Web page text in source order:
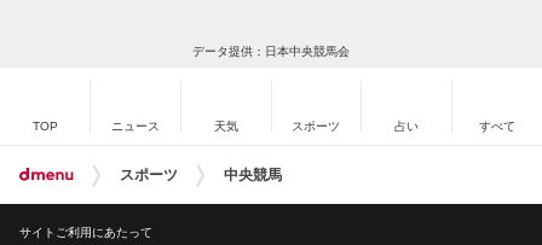
データ提供：日本中央競馬会
TOP ニュース 天気 スポーツ 占い すべて
スポーツ 中央競馬
サイトご利用にあたって